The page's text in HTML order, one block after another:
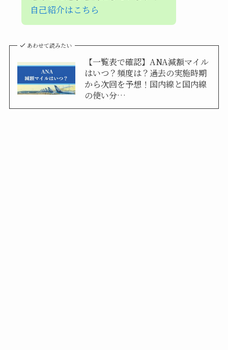
自己紹介はこちら
あわせて読みたい
【一覧表で確認】ANA減額マイル
はいつ？頻度は？過去の実施時期
から次回を予想！国内線と国内線
の使い分…